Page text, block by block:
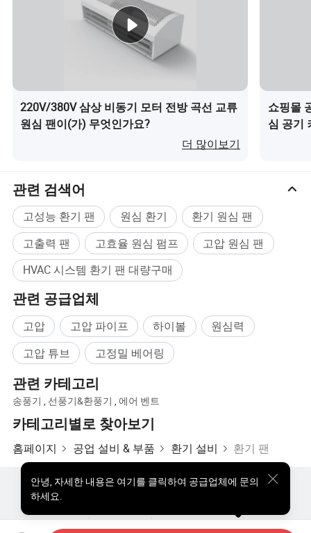
220V/380V 삼상 비동기 모터 전방 곡선 교류
원심 팬이(가) 무엇인가요?
더 많이보기
쇼핑몰
심 공기
관련 검색어
고성능 환기 팬 원심 환기
환기 원심 팬
고출력 팬
고효율 원심 펌프
고압 원심 팬
HVAC 시스템 환기 팬 대량구매
관련 공급업체
고압 고압 파이프 하이볼
원심력
고압 튜브
고정밀 베어링
관련 카테고리
송풍기 , 선풍기&환풍기 ,에어 벤트
카테고리별로 찾아보기
홈페이지 공업 설비 & 부품 환기 설비 환기 팬
안녕, 자세한 내용은 여기를 클릭하여 공급업체에 문의
하세요.
핫한 제품 핫 제품 가격 도매 핫 제품
스타 바이어
우리에 대하여
사용자 약관 개인정보 보호정책 연락하다